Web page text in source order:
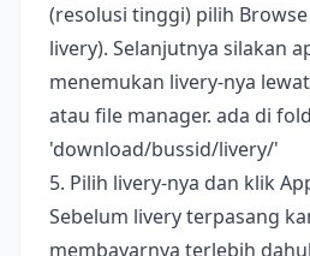
(resolusi tinggi) pilih
livery). Selanjutnya silakan
menemukan livery-nya
atau file manager. ada di
'download/bussid/livery/'
5. Pilih livery-nya dan klik
Sebelum livery terpasang
membayarnya terlebih